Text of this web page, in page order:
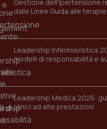
Gestione dell'Ipertensione
dalle Linee Guida alle
Leadership Infermieristica
modelli di responsabilità e
Leadership Medica 2026:
clinici ad alte prestazioni
CookieScriptConsent